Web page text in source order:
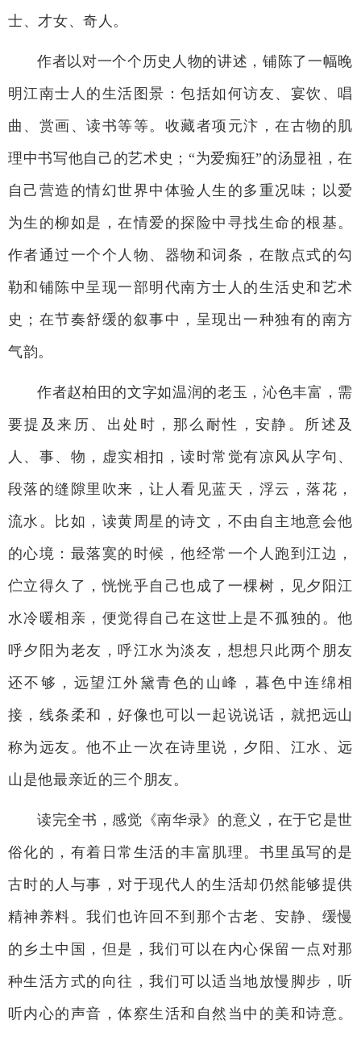
士、才女、奇人。
作者以对一个个历史人物的讲述，铺陈了一幅晚
明江南士人的生活图景：包括如何访友、宴饮、唱
曲、赏画、读书等等。收藏者项元汴，在古物的肌
理中书写他自己的艺术史；“为爱痴狂”的汤显祖，在
自己营造的情幻世界中体验人生的多重况味；以爱
为生的柳如是，在情爱的探险中寻找生命的根基。
作者通过一个个人物、器物和词条，在散点式的勾
勒和铺陈中呈现一部明代南方士人的生活史和艺术
史；在节奏舒缓的叙事中，呈现出一种独有的南方
气韵。
作者赵柏田的文字如温润的老玉，沁色丰富，需
要提及来历、出处时，那么耐性，安静。所述及
人、事、物，虚实相扣，读时常觉有凉风从字句、
段落的缝隙里吹来，让人看见蓝天，浮云，落花，
流水。比如，读黄周星的诗文，不由自主地意会他
的心境：最落寞的时候，他经常一个人跑到江边，
伫立得久了，恍恍乎自己也成了一棵树，见夕阳江
水冷暖相亲，便觉得自己在这世上是不孤独的。他
呼夕阳为老友，呼江水为淡友，想想只此两个朋友
还不够，远望江外黛青色的山峰，暮色中连绵相
接，线条柔和，好像也可以一起说说话，就把远山
称为远友。他不止一次在诗里说，夕阳、江水、远
山是他最亲近的三个朋友。
读完全书，感觉《南华录》的意义，在于它是世
俗化的，有着日常生活的丰富肌理。书里虽写的是
古时的人与事，对于现代人的生活却仍然能够提供
精神养料。我们也许回不到那个古老、安静、缓慢
的乡土中国，但是，我们可以在内心保留一点对那
种生活方式的向往，我们可以适当地放慢脚步，听
听内心的声音，体察生活和自然当中的美和诗意。